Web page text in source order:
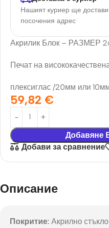
Нашият куриер ще
посочения адрес
Акрилик Блок – РАЗМЕР
Печат на
плексиглас /20мм или
59,82 €
Добавяне
Добави за сравнение
Описание
Покритие: Акрилно